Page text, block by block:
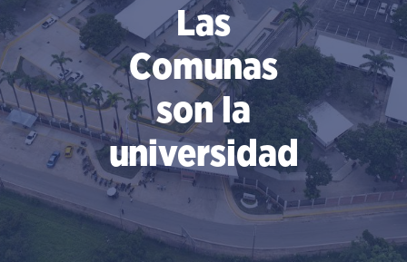
Las
Comunas
son la
universidad